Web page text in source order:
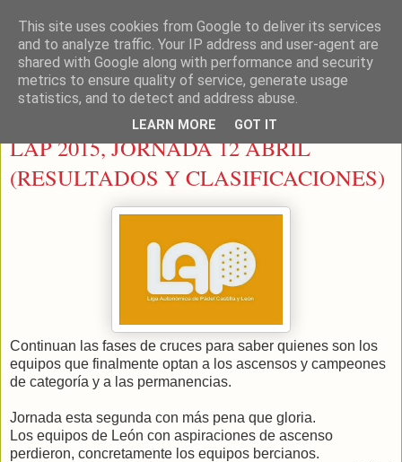
LEON PADEL
sábado, 18 de abril de 2015
LAP 2015, JORNADA 12 ABRIL
(RESULTADOS Y CLASIFICACIONES)
Continuan las fases de cruces para saber quienes son los
equipos que finalmente optan a los ascensos y campeones
de categoría y a las permanencias.
Jornada esta segunda con más pena que gloria.
Los equipos de León con aspiraciones de ascenso
perdieron, concretamente los equipos bercianos.
This site uses cookies from Google to deliver its services
and to analyze traffic. Your IP address and user-agent are
shared with Google along with performance and security
metrics to ensure quality of service, generate usage
statistics, and to detect and address abuse.
LEARN MORE GOT IT